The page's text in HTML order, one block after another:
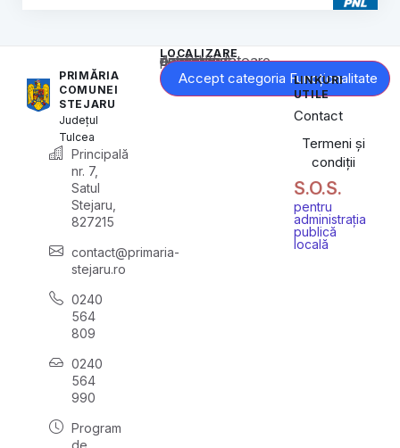
PRIMĂRIA
COMUNEI
STEJARU
Județul
Tulcea
Principală
nr. 7,
Satul
Stejaru,
827215
contact@primaria-
stejaru.ro
0240
564
809
0240
564
990
Program
LOCALIZARE
Acest conținut este blocat până când acceptați categoria corespunzătoare de cookie-uri.
Accept categoria Funcționalitate
LINKURI
UTILE
Contact
Termeni și
condiții
S.O.S.
pentru
administrația
publică
locală